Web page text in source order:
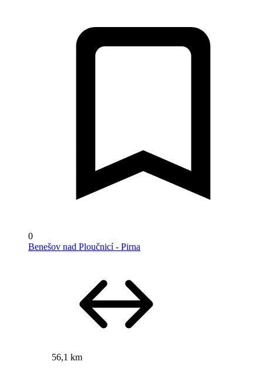
0
Benešov nad Ploučnicí - Pirna
56,1 km